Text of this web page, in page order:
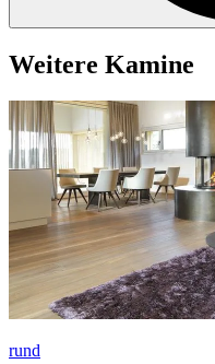
Weitere Kamine
rund